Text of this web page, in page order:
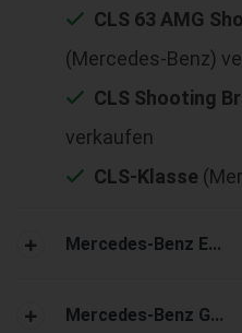
CLS 63 AMG
(Mercedes-Benz)
CLS Shooting
verkaufen
CLS-Klasse
Mercedes-Benz E...
Mercedes-Benz G...